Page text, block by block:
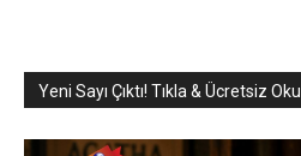
Yeni Sayı Çıktı! Tıkla & Ücretsiz Oku